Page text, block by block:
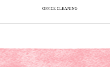
OFFICE CLEANING